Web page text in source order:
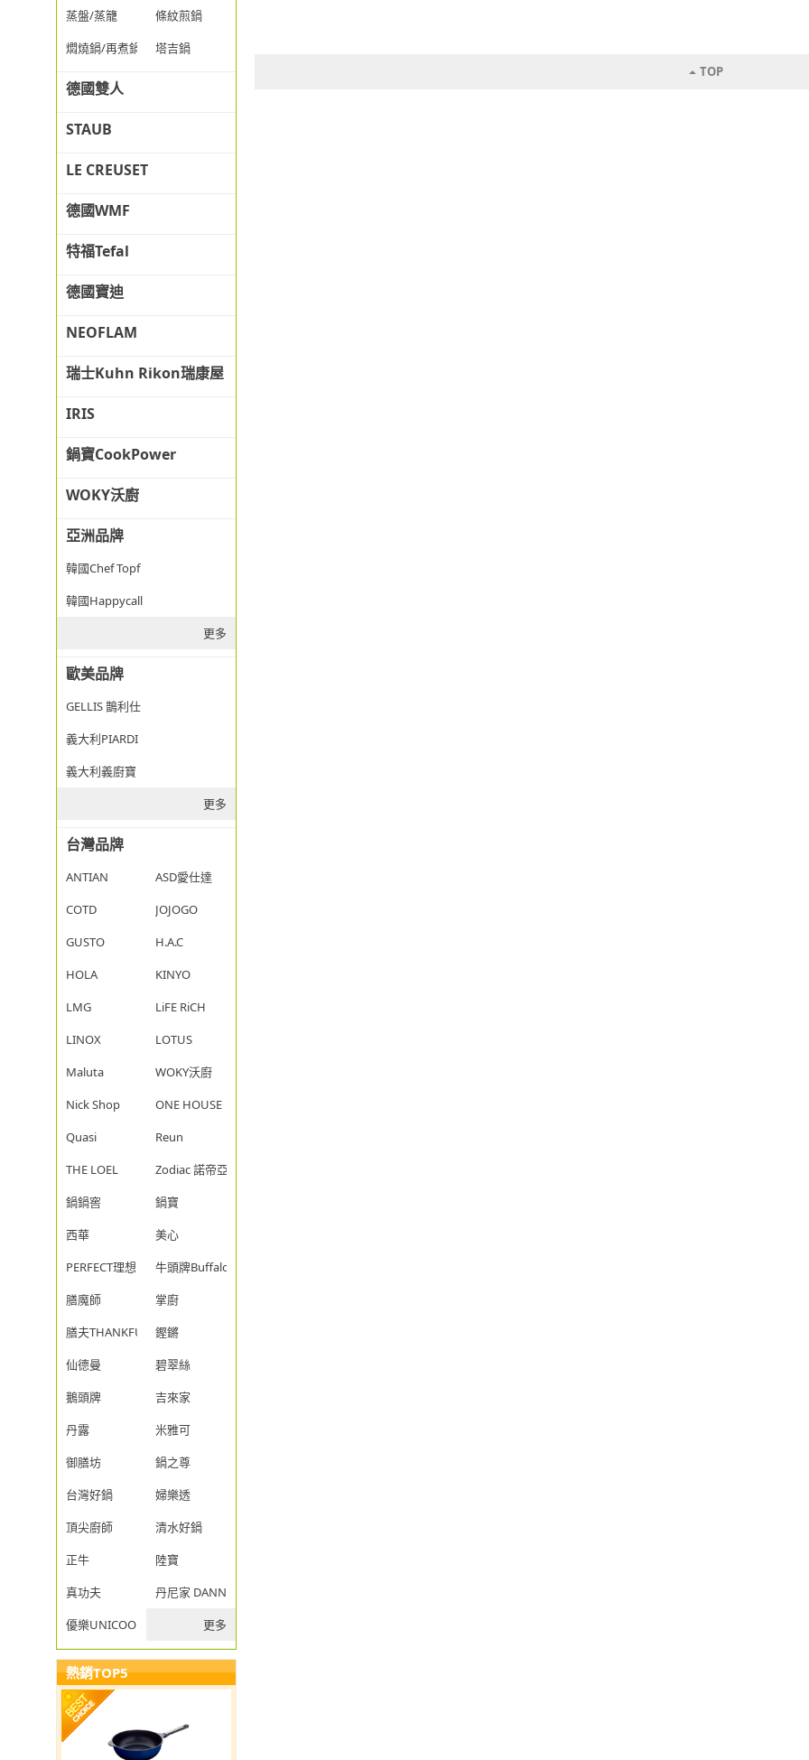
蒸盤/蒸籠
條紋煎鍋
燜燒鍋/再煮鍋
塔吉鍋
德國雙人
STAUB
LE CREUSET
德國WMF
特福Tefal
德國寶迪
NEOFLAM
瑞士Kuhn Rikon瑞康屋
IRIS
鍋寶CookPower
WOKY沃廚
亞洲品牌
韓國Chef Topf
韓國Happycall
更多
歐美品牌
GELLIS 鵲利仕
義大利PIARDI
義大利義廚寶
更多
台灣品牌
ANTIAN
ASD愛仕達
COTD
JOJOGO
GUSTO
H.A.C
HOLA
KINYO
LMG
LiFE RiCH
LINOX
LOTUS
Maluta
WOKY沃廚
Nick Shop
ONE HOUSE
Quasi
Reun
THE LOEL
Zodiac 諾帝亞
鍋鍋窖
鍋寶
西華
美心
PERFECT理想
牛頭牌Buffalo
膳魔師
掌廚
膳夫THANKFUL
鏗鏘
仙德曼
碧翠絲
鵝頭牌
吉來家
丹露
米雅可
御膳坊
鍋之尊
台灣好鍋
婦樂透
頂尖廚師
清水好鍋
正牛
陸寶
真功夫
丹尼家 DANNY JIA
優樂UNICOOK
更多
熱銷TOP5
TOP